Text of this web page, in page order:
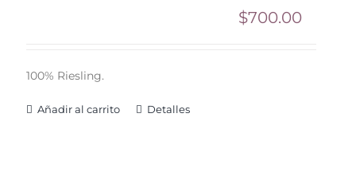
$700.00
100% Riesling.
Añadir al carrito Detalles